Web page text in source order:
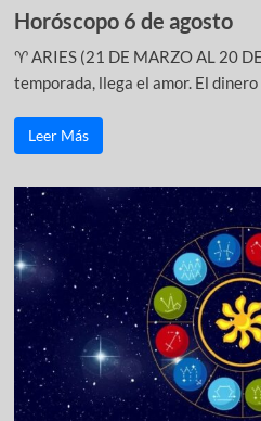
Horóscopo 6 de agosto
♈ ARIES (21 DE MARZO AL 20
temporada, llega el amor. El dinero
Leer Más